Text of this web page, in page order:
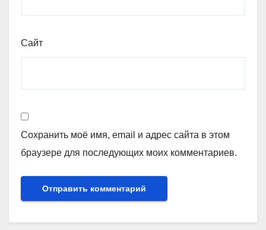
Сайт
Сохранить моё имя, email и адрес сайта в этом
браузере для последующих моих комментариев.